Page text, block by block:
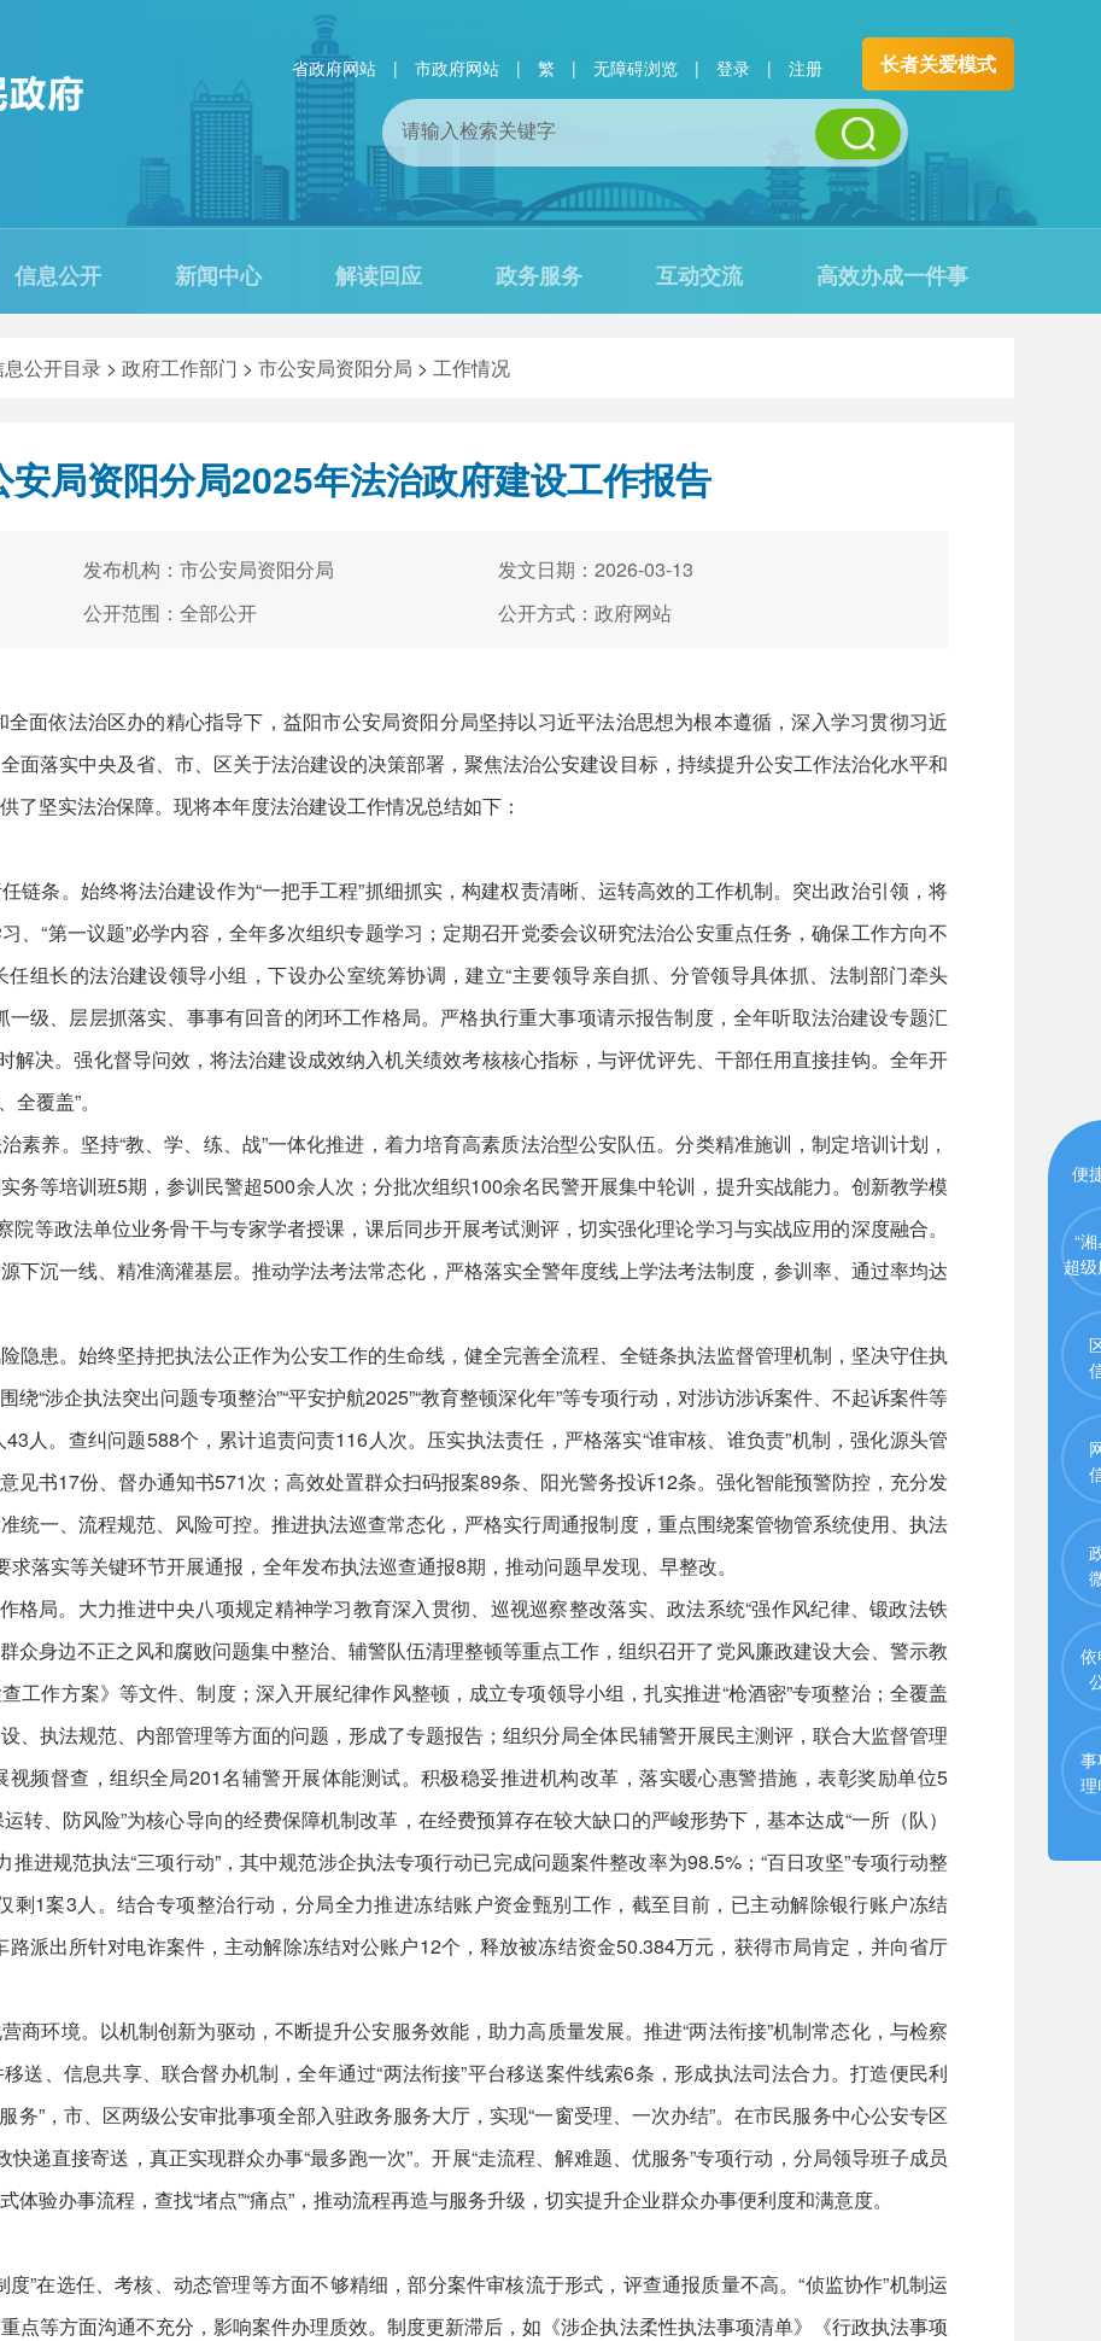
省政府网站 | 市政府网站 | 繁 | 无障碍浏览 | 登录 | 注册 长者关爱模式
信息公开 新闻中心 解读回应 政务服务 互动交流 高效办成一件事
息公开目录 > 政府工作部门 > 市公安局资阳分局 > 工作情况
安局资阳分局2025年法治政府建设工作报告
发布机构：市公安局资阳分局
发文日期：2026-03-13
公开范围：全部公开 公开方式：政府网站
依法治区办的精心指导下，益阳市公安局资阳分局坚持以习近平法治思想为根本遵循，深入学习贯彻习近
面落实中央及省、市、区关于法治建设的决策部署，聚焦法治公安建设目标，持续提升公安工作法治化水平和
了坚实法治保障。现将本年度法治建设工作情况总结如下：
条。始终将法治建设作为“一把手工程”抓细抓实，构建权责清晰、运转高效的工作机制。突出政治引领，将
、“第一议题”必学内容，全年多次组织专题学习；定期召开党委会议研究法治公安重点任务，确保工作方向不
组长的法治建设领导小组，下设办公室统筹协调，建立“主要领导亲自抓、分管领导具体抓、法制部门牵头
级、层层抓落实、事事有回音的闭环工作格局。严格执行重大事项请示报告制度，全年听取法治建设专题汇
解决。强化督导问效，将法治建设成效纳入机关绩效考核核心指标，与评优评先、干部任用直接挂钩。全年开
覆盖”。
养。坚持“教、学、练、战”一体化推进，着力培育高素质法治型公安队伍。分类精准施训，制定培训计划，
务等培训班5期，参训民警超500余人次；分批次组织100余名民警开展集中轮训，提升实战能力。创新教学模
院等政法单位业务骨干与专家学者授课，课后同步开展考试测评，切实强化理论学习与实战应用的深度融合。
下沉一线、精准滴灌基层。推动学法考法常态化，严格落实全警年度线上学法考法制度，参训率、通过率均达
患。始终坚持把执法公正作为公安工作的生命线，健全完善全流程、全链条执法监督管理机制，坚决守住执
“涉企执法突出问题专项整治”“平安护航2025”“教育整顿深化年”等专项行动，对涉访涉诉案件、不起诉案件等
人。查纠问题588个，累计追责问责116人次。压实执法责任，严格落实“谁审核、谁负责”机制，强化源头管
见书17份、督办通知书571次；高效处置群众扫码报案89条、阳光警务投诉12条。强化智能预警防控，充分发
统一、流程规范、风险可控。推进执法巡查常态化，严格实行周通报制度，重点围绕案管物管系统使用、执法
落实等关键环节开展通报，全年发布执法巡查通报8期，推动问题早发现、早整改。
局。大力推进中央八项规定精神学习教育深入贯彻、巡视巡察整改落实、政法系统“强作风纪律、锻政法铁
众身边不正之风和腐败问题集中整治、辅警队伍清理整顿等重点工作，组织召开了党风廉政建设大会、警示教
工作方案》等文件、制度；深入开展纪律作风整顿，成立专项领导小组，扎实推进“枪酒密”专项整治；全覆盖
、执法规范、内部管理等方面的问题，形成了专题报告；组织分局全体民辅警开展民主测评，联合大监督管理
频督查，组织全局201名辅警开展体能测试。积极稳妥推进机构改革，落实暖心惠警措施，表彰奖励单位5
转、防风险”为核心导向的经费保障机制改革，在经费预算存在较大缺口的严峻形势下，基本达成“一所（队）
推进规范执法“三项行动”，其中规范涉企执法专项行动已完成问题案件整改率为98.5%；“百日攻坚”专项行动整
剩1案3人。结合专项整治行动，分局全力推进冻结账户资金甄别工作，截至目前，已主动解除银行账户冻结
派出所针对电诈案件，主动解除冻结对公账户12个，释放被冻结资金50.384万元，获得市局肯定，并向省厅
环境。以机制创新为驱动，不断提升公安服务效能，助力高质量发展。推进“两法衔接”机制常态化，与检察
送、信息共享、联合督办机制，全年通过“两法衔接”平台移送案件线索6条，形成执法司法合力。打造便民利
务”，市、区两级公安审批事项全部入驻政务服务大厅，实现“一窗受理、一次办结”。在市民服务中心公安专区
快递直接寄送，真正实现群众办事“最多跑一次”。开展“走流程、解难题、优服务”专项行动，分局领导班子成员
验办事流程，查找“堵点”“痛点”，推动流程再造与服务升级，切实提升企业群众办事便利度和满意度。
在选任、考核、动态管理等方面不够精细，部分案件审核流于形式，评查通报质量不高。“侦监协作”机制运
点等方面沟通不充分，影响案件办理质效。制度更新滞后，如《涉企执法柔性执法事项清单》《行政执法事项
便
“
超